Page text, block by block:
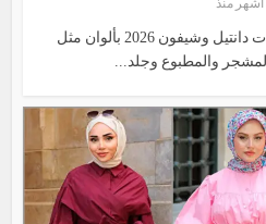
بالصور إكتشفي أحدث بلوزات دانتيل وشيفون 2026 بألوان مثل
والمطبوع وجلد...